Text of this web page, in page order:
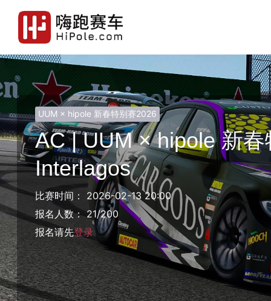
UUM × hipole 新春特别赛2026
AC | UUM × hipole 新
Interlagos
比赛时间： 2026-02-13 20:00
报名人数： 21/200
报名请先登录